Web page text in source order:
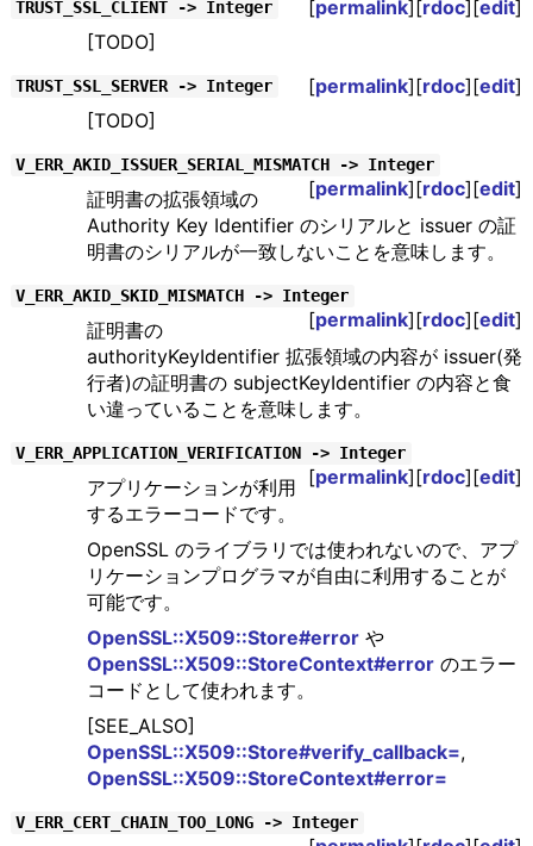
TRUST_SSL_CLIENT -> Integer [permalink][rdoc][edit]
[TODO]
TRUST_SSL_SERVER -> Integer [permalink][rdoc][edit]
[TODO]
V_ERR_AKID_ISSUER_SERIAL_MISMATCH -> Integer
[permalink][rdoc][edit]
証明書の拡張領域の
Authority Key Identifier のシリアルと issuer の証
明書のシリアルが一致しないことを意味します。
V_ERR_AKID_SKID_MISMATCH -> Integer
[permalink][rdoc][edit]
証明書の
authorityKeyIdentifier 拡張領域の内容が issuer(発
行者)の証明書の subjectKeyIdentifier の内容と食
い違っていることを意味します。
V_ERR_APPLICATION_VERIFICATION -> Integer
[permalink][rdoc][edit]
アプリケーションが利用
するエラーコードです。
OpenSSL のライブラリでは使われないので、アプ
リケーションプログラマが自由に利用することが
可能です。
OpenSSL::X509::Store#errorや
OpenSSL::X509::StoreContext#errorのエラー
コードとして使われます。
[SEE_ALSO]
OpenSSL::X509::Store#verify_callback=,
OpenSSL::X509::StoreContext#error=
V_ERR_CERT_CHAIN_TOO_LONG -> Integer